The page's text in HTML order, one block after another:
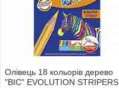
Олівець 18 кольорів дерево
"BIC" EVOLUTION STRIPERS